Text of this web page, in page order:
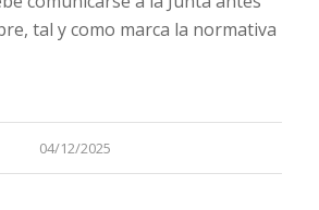
tal y como marca la normativa
04/12/2025